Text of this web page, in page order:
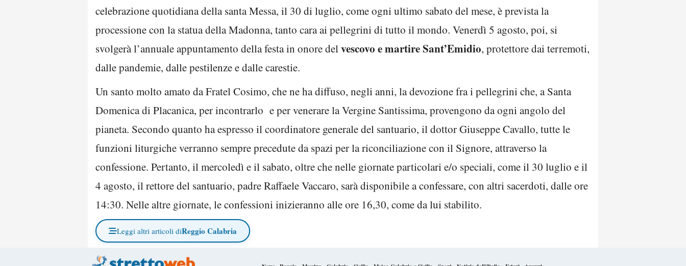
celebrazione quotidiana della santa Messa, il 30 di luglio, come ogni ultimo sabato del mese, è prevista la
processione con la statua della Madonna, tanto cara ai pellegrini di tutto il mondo. Venerdì 5 agosto, poi, si
svolgerà l’annuale appuntamento della festa in onore delvescovo e martire Sant’Emidio, protettore dai terremoti,
dalle pandemie, dalle pestilenze e dalle carestie.
Un santo molto amato da Fratel Cosimo, che ne ha diffuso, negli anni, la devozione fra i pellegrini che, a Santa
Domenica di Placanica, per incontrarlo e per venerare la Vergine Santissima, provengono da ogni angolo del
pianeta. Secondo quanto ha espresso il coordinatore generale del santuario, il dottor Giuseppe Cavallo, tutte le
funzioni liturgiche verranno sempre precedute da spazi per la riconciliazione con il Signore, attraverso la
confessione. Pertanto, il mercoledì e il sabato, oltre che nelle giornate particolari e/o speciali, come il 30 luglio e il
4 agosto, il rettore del santuario, padre Raffaele Vaccaro, sarà disponibile a confessare, con altri sacerdoti, dalle ore
14:30. Nelle altre giornate, le confessioni inizieranno alle ore 16,30, come da lui stabilito.
Leggi altri articoli diReggio Calabria